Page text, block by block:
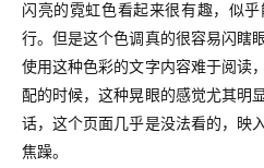
闪亮的霓虹色看起来很有趣，似
行。但是这个色调真的很容易闪瞎
使用这种色彩的文字内容难于阅读
配的时候，这种晃眼的感觉尤其明
话，这个页面几乎是没法看的，映
焦躁。